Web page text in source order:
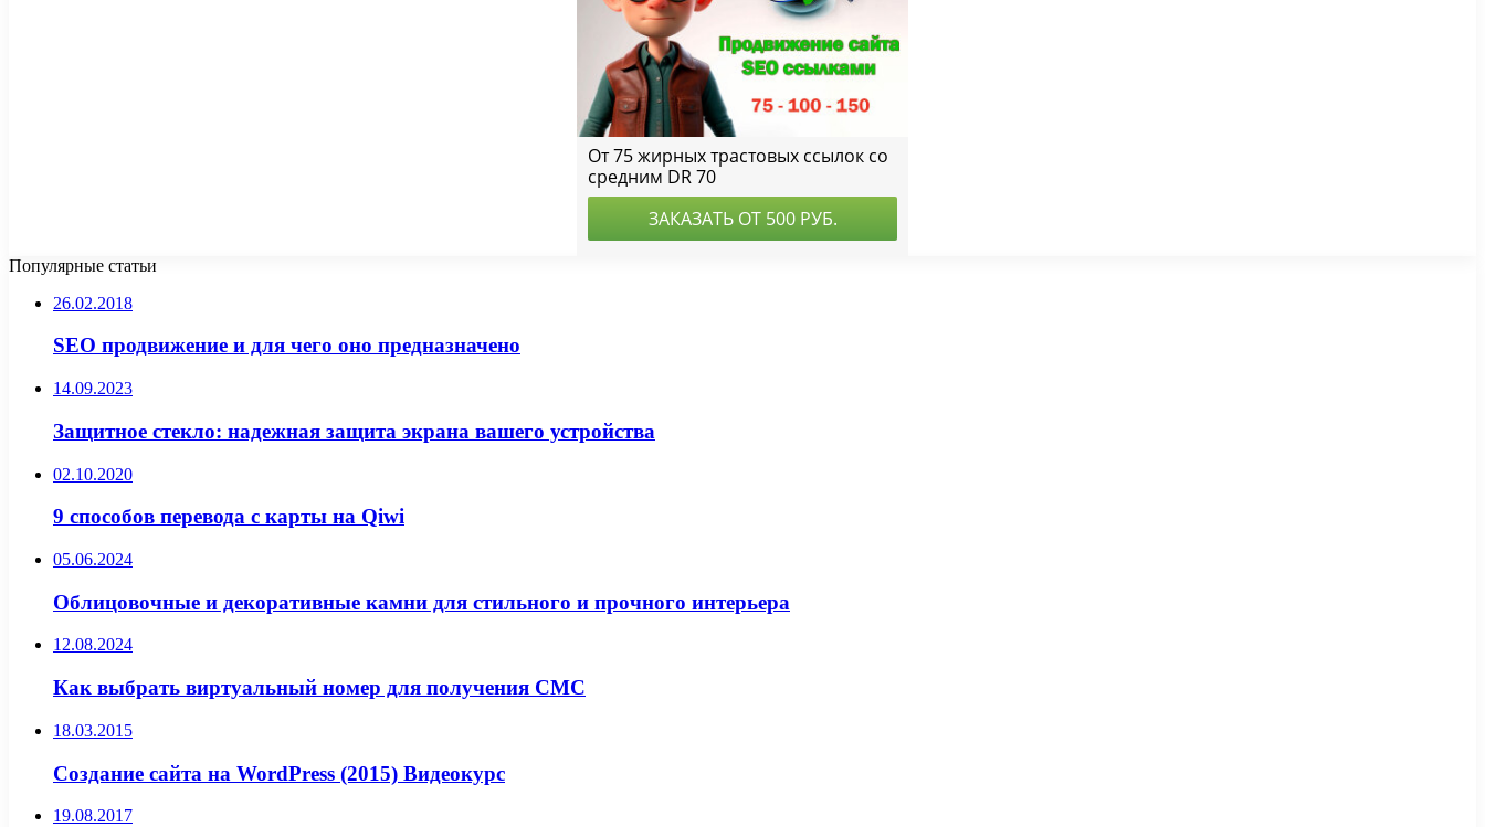
Популярные статьи
26.02.2018
SEO продвижение и для чего оно предназначено
14.09.2023
Защитное стекло: надежная защита экрана вашего устройства
02.10.2020
9 способов перевода с карты на Qiwi
05.06.2024
Облицовочные и декоративные камни для стильного и прочного интерьера
12.08.2024
Как выбрать виртуальный номер для получения СМС
18.03.2015
Создание сайта на WordPress (2015) Видеокурс
19.08.2017